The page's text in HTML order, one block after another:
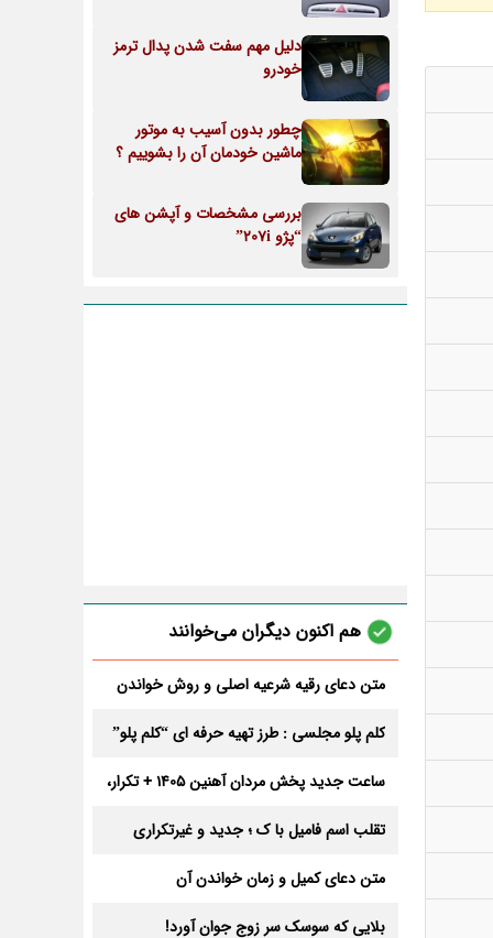
دلیل مهم سفت شدن پدال ترمز
خودرو
چطور بدون آسیب به موتور
ماشین خودمان آن را بشوییم ؟
بررسی مشخصات و آپشن های
“پژو 207i”
هم اکنون دیگران می‌خوانند
متن دعای رقیه شرعیه اصلی و روش خواندن
کلم پلو مجلسی : طرز تهیه حرفه ای “کلم پلو”
ساعت جدید پخش مردان آهنین 1405 + تکرار،
تقلب اسم فامیل با ک ؛ جدید و غیرتکراری
متن دعای کمیل و زمان خواندن آن
بلایی که سوسک سر زوج جوان آورد!